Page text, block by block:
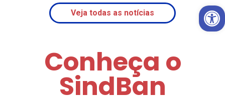
Veja todas as notícias
Conheça o
SindBan